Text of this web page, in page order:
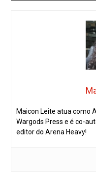
Maicon Leite atua como
Wargods Press e é co-
editor do Arena Heavy!